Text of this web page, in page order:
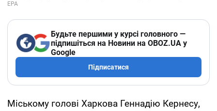
Будьте першими у курсі головного —
підпишіться на Новини на OBOZ.UA у
Google
Підписатися
Міському голові Харкова Геннадію Кернесу,